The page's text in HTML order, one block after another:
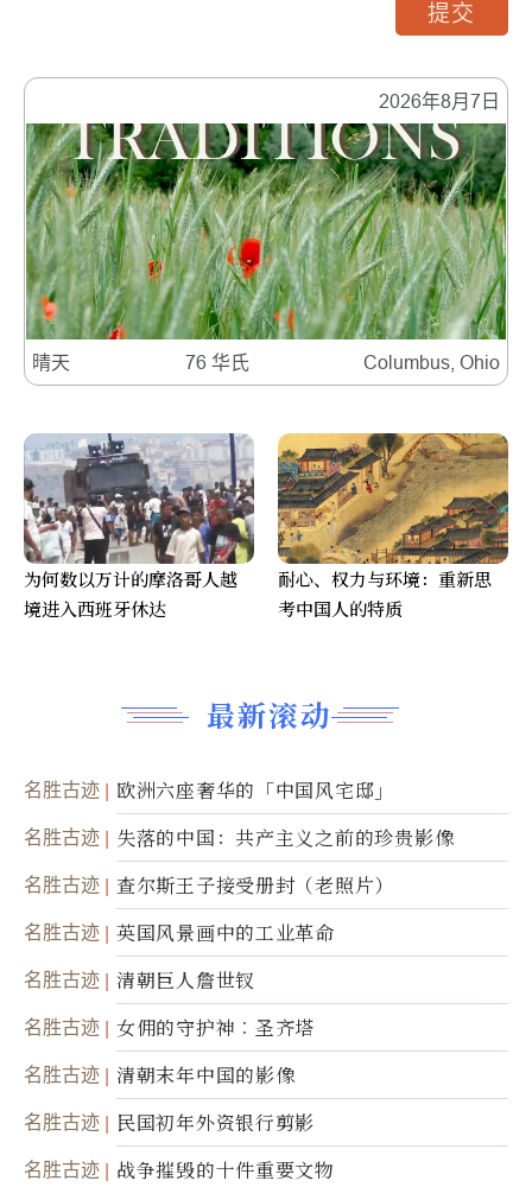
2026年8月7日
晴天 76 华氏 Columbus, Ohio
最新滚动
名胜古迹 欧洲六座奢华的「中国风宅邸」
名胜古迹 失落的中国：共产主义之前的珍贵影像
名胜古迹 查尔斯王子接受册封（老照片）
名胜古迹 英国风景画中的工业革命
名胜古迹 清朝巨人詹世钗
名胜古迹 女佣的守护神︰圣齐塔
名胜古迹 清朝末年中国的影像
名胜古迹 民国初年外资银行剪影
名胜古迹 战争摧毁的十件重要文物
提交
为何数以万计的摩洛哥人越
境进入西班牙休达
耐心、权力与环境：重新思
考中国人的特质